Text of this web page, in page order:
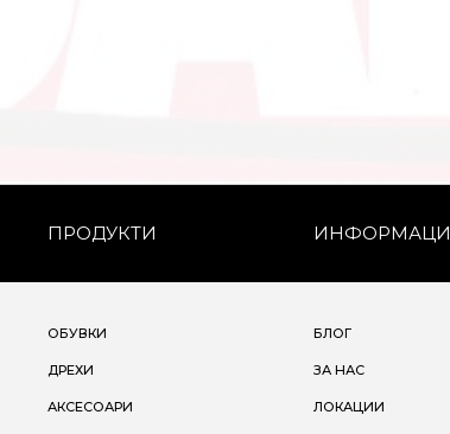
ПРОДУКТИ
ОБУВКИ
ДРЕХИ
АКСЕСОАРИ
БЛОГ
ЗА НАС
ЛОКАЦИИ